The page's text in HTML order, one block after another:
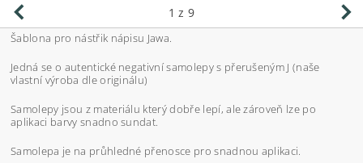
1 z 9
Šablona pro nástřik nápisu Jawa.
Jedná se o autentické negativní samolepy s přerušeným J (naše
vlastní výroba dle originálu)
Samolepy jsou z materiálu který dobře lepí, ale zároveň lze po
aplikaci barvy snadno sundat.
Samolepa je na průhledné přenosce pro snadnou aplikaci.